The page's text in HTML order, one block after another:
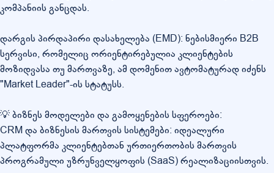
კომპანიის განცდას.
დარგის პირდაპირი დასახელება (EMD): ნებისმიერი B2B
სერვისი, რომელიც ორიენტირებულია კლიენტების
მოზიდვასა თუ მართვაზე, ამ დომენით ავტომატურად იძენს
"Market Leader"-ის სტატუსს.
💡 ბიზნეს მოდელები და გამოყენების სფეროები:
CRM და ბიზნესის მართვის სისტემები: იდეალური
პლატფორმა კლიენტებთან ურთიერთობის მართვის
პროგრამული უზრუნველყოფის (SaaS) რეალიზაციისთვის.